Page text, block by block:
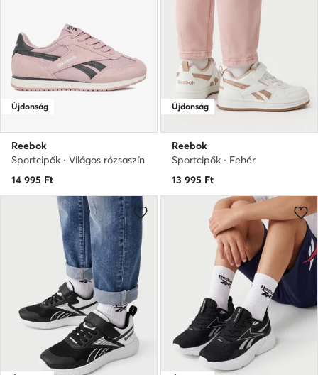
Újdonság
Reebok
Sportcipők · Világos rózsaszín
14 995 Ft
Újdonság
Reebok
Sportcipők · Fehér
13 995 Ft